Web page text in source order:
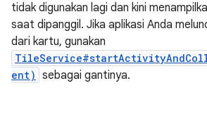
tidak digunakan lagi dan kini
saat dipanggil. Jika aplikasi Anda
dari kartu, gunakan
ent) sebagai gantinya.